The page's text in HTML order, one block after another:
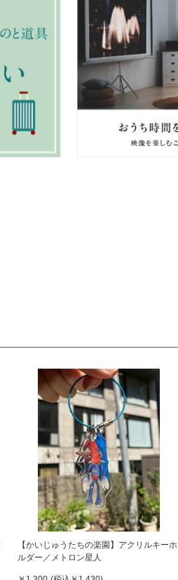
【かいじゅうたちの楽園】アクリルキーホ
ルダー／メトロン星人